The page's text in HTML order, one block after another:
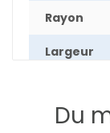
Rayon
Largeur
Epaisseur
Du